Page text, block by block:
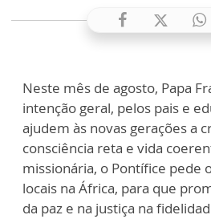
Neste mês de agosto, Papa
intenção geral, pelos pais e
ajudem às novas gerações a
consciência reta e vida
missionária, o Pontífice pede
locais na África, para que
da paz e na justiça na